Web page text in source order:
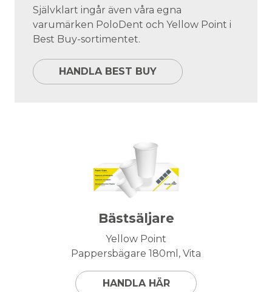
Självklart ingår även våra egna
varumärken PoloDent och Yellow Point i
Best Buy-sortimentet.
HANDLA BEST BUY
Bästsäljare
Yellow Point
Pappersbägare 180ml, Vita
HANDLA HÄR